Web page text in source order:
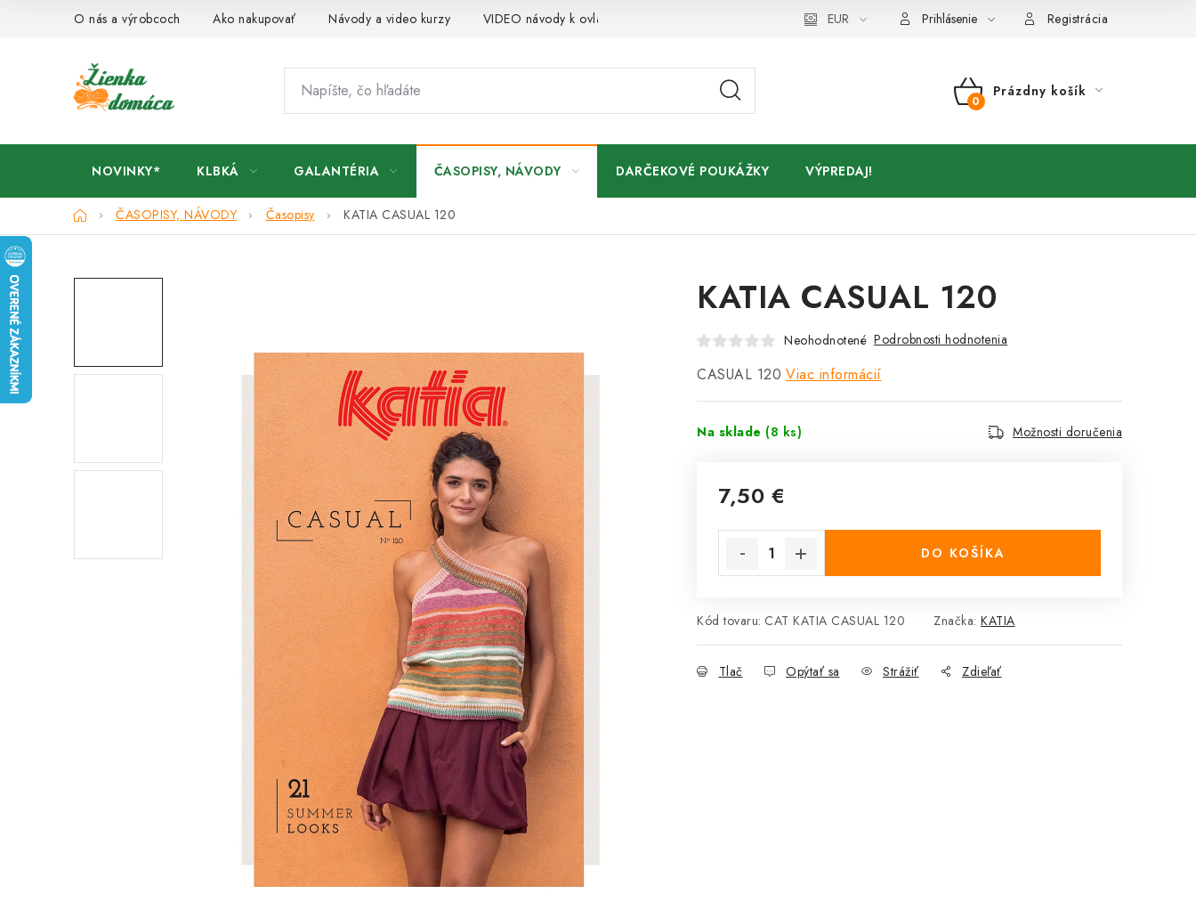
O nás a výrobcoch Ako nakupovať Návody a video kurzy VIDEO návody k ovládaniu e-shopu KontaktyEUR Prihlásenie Registrácia
NÁKUPNÝ
Prázdny košík
NOVINKY* KLBKÁ GALANTÉRIA ČASOPISY, NÁVODY DARČEKOVÉ POUKÁŽKY VÝPREDAJ!
DomovČASOPISY, NÁVODY Časopisy KATIA CASUAL 120
KATIA CASUAL 120
Neohodnotené Podrobnosti hodnotenia
CASUAL 120 Viac informácií
Na sklade (8 ks) Možnosti doručenia
7,50 €
DO KOŠÍKA
Kód tovaru: CAT KATIA CASUAL 120 Značka: KATIA
Tlač Opýtať sa Strážiť Zdieľať